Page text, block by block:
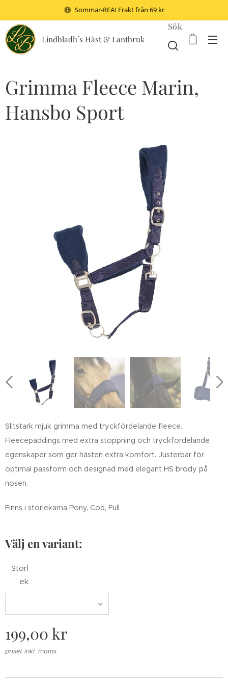
Sommar-REA! Frakt från 69 kr
Lindbladh´s Häst & Lantbruk
Sök
Grimma Fleece Marin,
Hansbo Sport
Slitstark mjuk grimma med tryckfördelande fleece.
Fleecepaddings med extra stoppning och tryckfördelande
egenskaper som ger hästen extra komfort. Justerbar för
optimal passform och designad med elegant HS brody på
nosen.
Finns i storlekarna Pony, Cob, Full
Välj en variant:
Storl
ek
199,00 kr
priset inkl. moms